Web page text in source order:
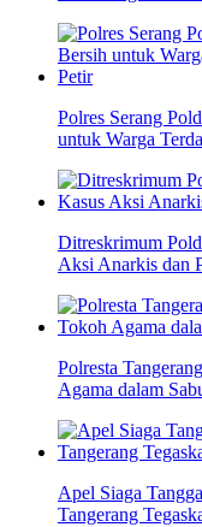
Polres Serang
untuk Warga
Ditreskrimum
Aksi Anarkis dan
Polresta
Agama dalam
Apel Siaga
Tangerang